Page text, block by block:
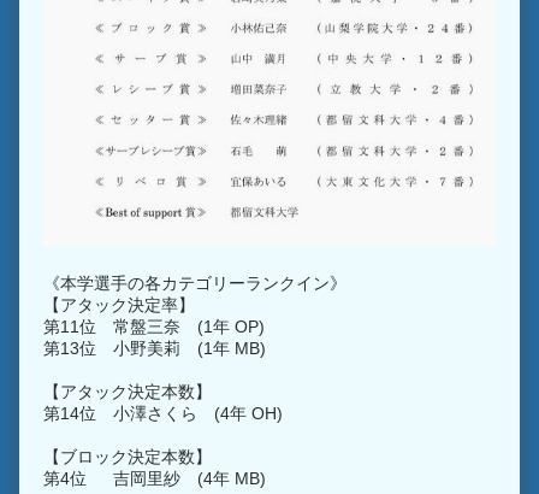
《本学選手の各カテゴリーランクイン》
【アタック決定率】
第11位 常盤三奈 (1年 OP)
第13位 小野美莉 (1年 MB)
【アタック決定本数】
第14位 小澤さくら (4年 OH)
【ブロック決定本数】
第4位 吉岡里紗 (4年 MB)